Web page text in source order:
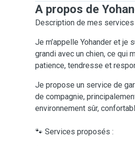
A propos de
Description de mes services
Je m’appelle Yohander et je
grandi avec un chien, ce qui
patience, tendresse et
Je propose un service de
de compagnie,
environnement sûr,
🐾 Services proposés :